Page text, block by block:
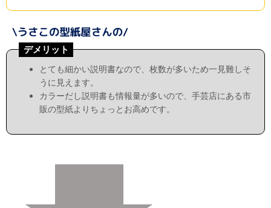
デメリット
とても細かい説明書なので、枚数が多いため一見難しそ
うに見えます。
カラーだし説明書も情報量が多いので、手芸店にある市
販の型紙よりちょっとお高めです。